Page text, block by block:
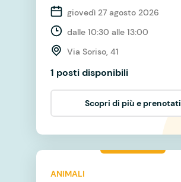
giovedì 27 agosto 2026
dalle 10:30 alle 13:00
Via Soriso, 41
1 posti disponibili
Scopri di più e prenotati
ANIMALI